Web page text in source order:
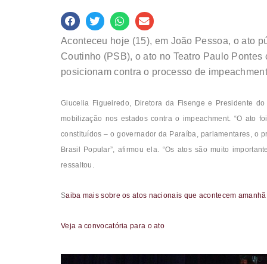
Aconteceu hoje (15), em João Pessoa, o ato
Coutinho (PSB), o ato no Teatro Paulo
posicionam contra o processo de
Giucelia Figueiredo, Diretora da Fisenge e Presidente
mobilização nos estados contra o impeachment. “O ato
constituídos – o governador da Paraíba, parlamentares, o
Brasil Popular”, afirmou ela. “Os atos são muito
ressaltou.
Saiba mais sobre os atos nacionais que acontecem
Veja a convocatória para o ato